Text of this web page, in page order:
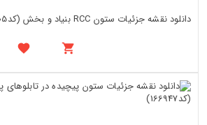
دانلود نقشه جزئیات ستون RCC بنیاد و بخش (کد167205)